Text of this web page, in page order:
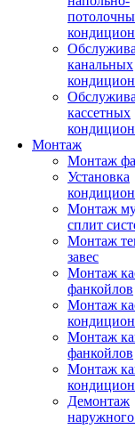
канальных
кассетных
Монтаж
Монтаж
Установка
Монтаж
сплит
Монтаж
завес
Монтаж
фанкойлов
Монтаж
Монтаж
фанкойлов
Монтаж
Демонтаж